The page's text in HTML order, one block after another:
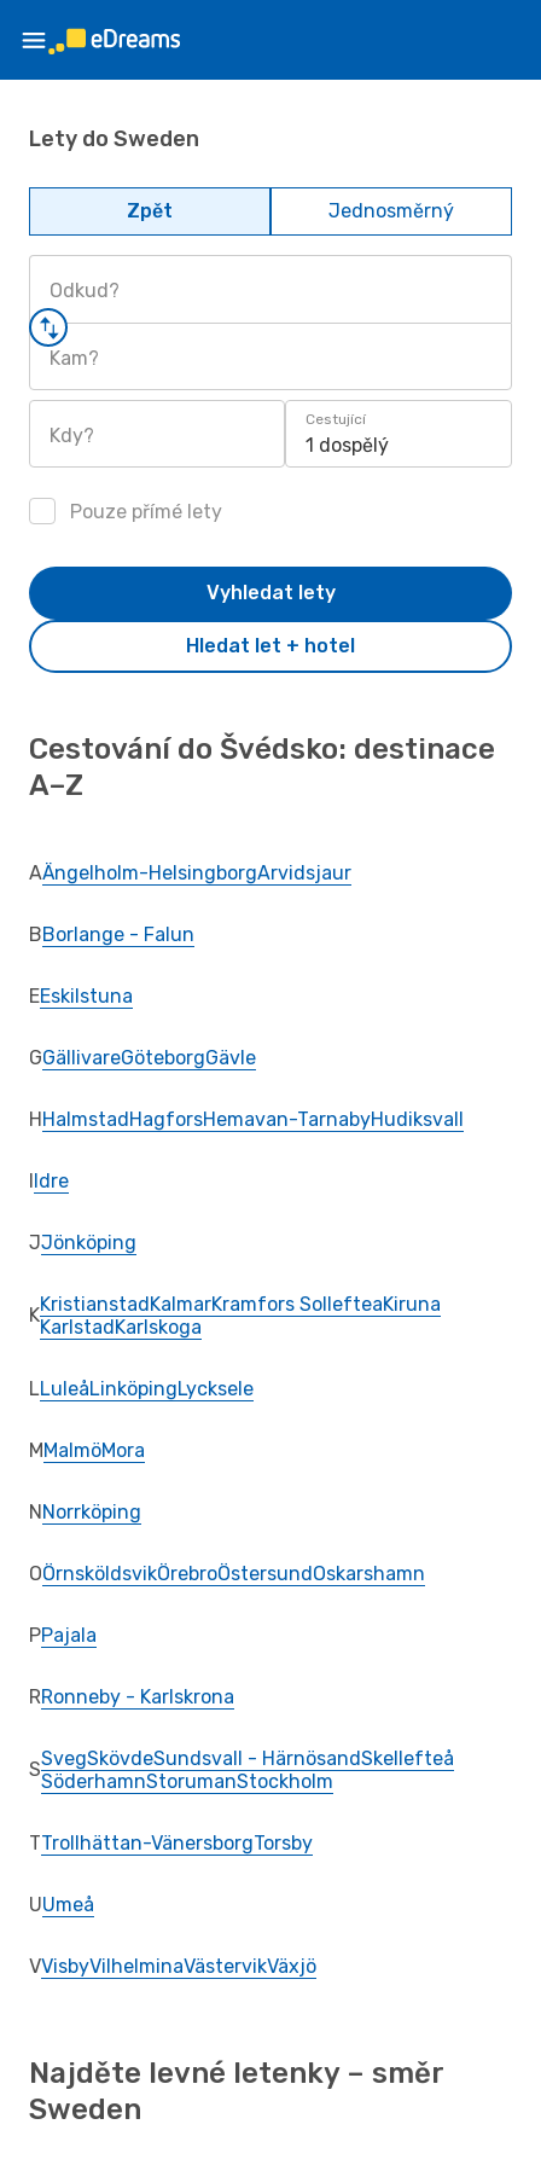
Lety do Sweden
Zpět Jednosměrný
Odkud?
Kam?
Kdy?
Cestující
1 dospělý
Pouze přímé lety
Hledat let + hotel
Vyhledat lety
Cestování do Švédsko: destinace
A–Z
AÄngelholm-HelsingborgArvidsjaur
BBorlange - Falun
EEskilstuna
GGällivareGöteborgGävle
HHalmstadHagforsHemavan-TarnabyHudiksvall
IIdre
JJönköping
KKristianstadKalmarKramfors SollefteaKiruna
KarlstadKarlskoga
LLuleåLinköpingLycksele
MMalmöMora
NNorrköping
OÖrnsköldsvikÖrebroÖstersundOskarshamn
PPajala
RRonneby - Karlskrona
SSvegSkövdeSundsvall - HärnösandSkellefteå
SöderhamnStorumanStockholm
TTrollhättan-VänersborgTorsby
UUmeå
VVisbyVilhelminaVästervikVäxjö
Najděte levné letenky – směr
Sweden